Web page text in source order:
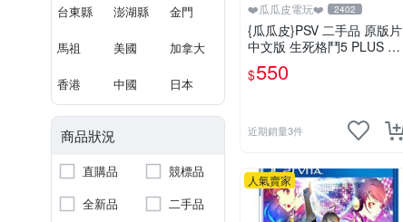
台東縣 澎湖縣 金門
馬祖 美國 加拿大
香港 中國 日本
商品狀況
直購品
競標品
全新品
二手品
❤️瓜瓜皮電玩❤️ 2402
{瓜瓜皮}PSV 二手品 原版片
中文版 生死格鬥5 PLUS De
ad or Alive 5(遊戲都有回收)
$550
近期銷量3件
人氣賣家